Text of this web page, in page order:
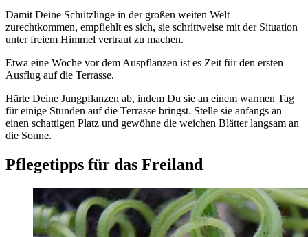
Damit Deine Schützlinge in der großen weiten Welt
zurechtkommen, empfiehlt es sich, sie schrittweise mit der Situation
unter freiem Himmel vertraut zu machen.
Etwa eine Woche vor dem Auspflanzen ist es Zeit für den ersten
Ausflug auf die Terrasse.
Härte Deine Jungpflanzen ab, indem Du sie an einem warmen Tag
für einige Stunden auf die Terrasse bringst. Stelle sie anfangs an
einen schattigen Platz und gewöhne die weichen Blätter langsam an
die Sonne.
Pflegetipps für das Freiland